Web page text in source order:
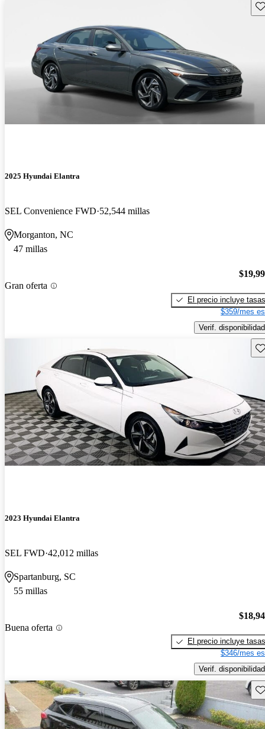
2025 Hyundai Elantra
SEL Convenience FWD 52,544 millas
Morganton, NC
47 millas
Gran oferta
El precio incluye tasas
$359/mes
Verif. disponibilidad
2023 Hyundai Elantra
SEL FWD 42,012 millas
Spartanburg, SC
55 millas
Buena oferta
El precio incluye tasas
$346/mes
Verif. disponibilidad